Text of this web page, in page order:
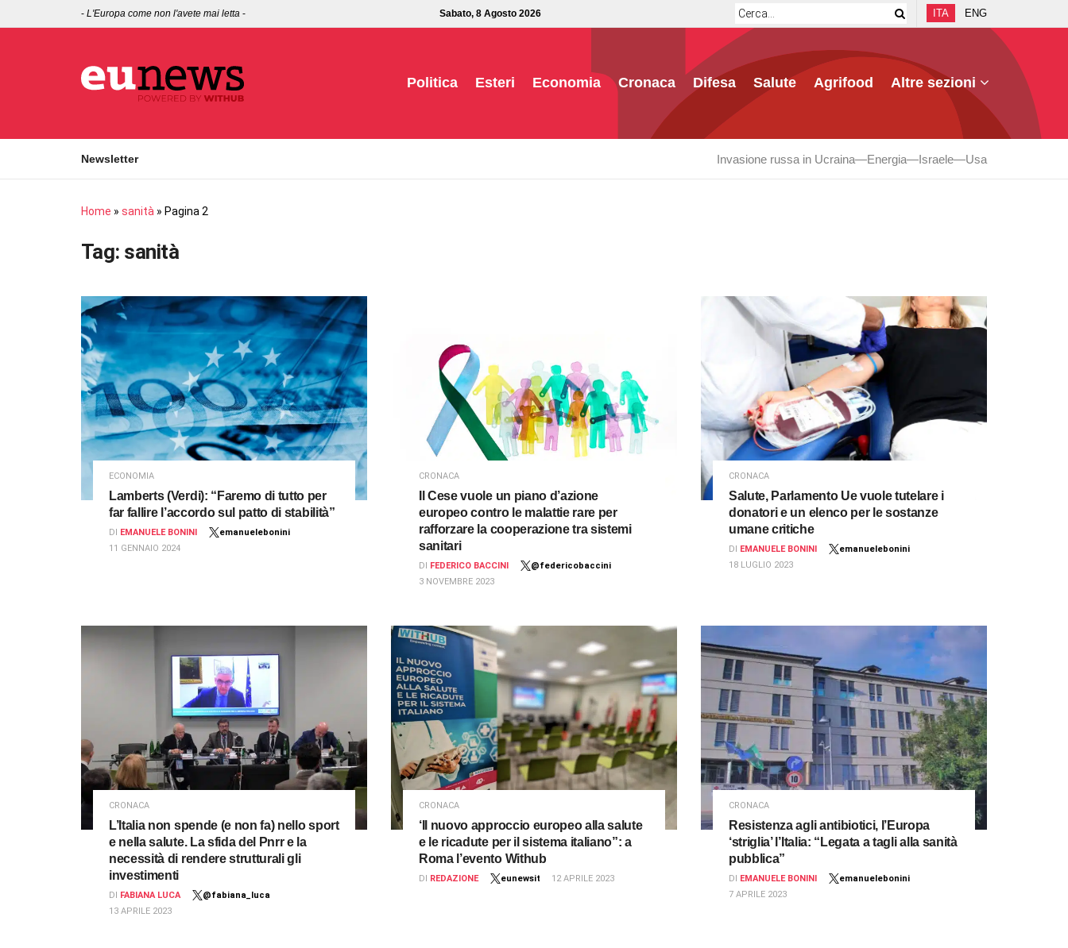
- L'Europa come non l'avete mai letta - Sabato, 8 Agosto 2026 ITA ENG
Politica Esteri Economia Cronaca Difesa Salute Agrifood Altre sezioni
Newsletter Invasione russa in Ucraina Energia Israele Usa
Home » sanità » Pagina 2
Tag: sanità
ECONOMIA
Lamberts (Verdi): “Faremo di tutto per
far fallire l’accordo sul patto di stabilità”
DI EMANUELE BONINI
emanuelebonini
11 GENNAIO 2024
CRONACA
Il Cese vuole un piano d’azione
europeo contro le malattie rare per
rafforzare la cooperazione tra sistemi
sanitari
DI FEDERICO BACCINI
@federicobaccini
3 NOVEMBRE 2023
CRONACA
Salute, Parlamento Ue vuole tutelare i
donatori e un elenco per le sostanze
umane critiche
DI EMANUELE BONINI
emanuelebonini
18 LUGLIO 2023
CRONACA
L’Italia non spende (e non fa) nello sport
e nella salute. La sfida del Pnrr e la
necessità di rendere strutturali gli
investimenti
DI FABIANA LUCA
@fabiana_luca
13 APRILE 2023
CRONACA
‘Il nuovo approccio europeo alla salute
e le ricadute per il sistema italiano”: a
Roma l’evento Withub
DI REDAZIONE eunewsit 12 APRILE 2023
CRONACA
Resistenza agli antibiotici, l’Europa
‘striglia’ l’Italia: “Legata a tagli alla sanità
pubblica”
DI EMANUELE BONINI
emanuelebonini
7 APRILE 2023